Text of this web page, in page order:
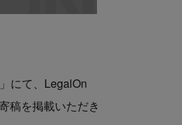
にて、LegalOn
稿を掲載いただき